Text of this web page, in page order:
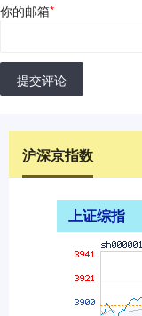
你的邮箱*
提交评论
沪深京指数
上证综指